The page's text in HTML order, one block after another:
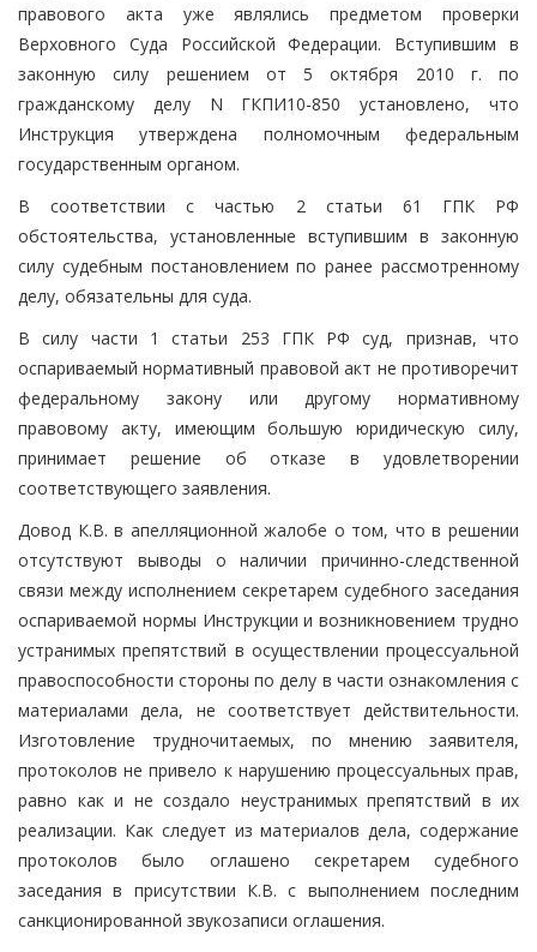
правового акта уже являлись предметом проверки
Верховного Суда Российской Федерации. Вступившим в
законную силу решением от 5 октября 2010 г. по
гражданскому делу N ГКПИ10-850 установлено, что
Инструкция утверждена полномочным федеральным
государственным органом.
В соответствии с частью 2 статьи 61 ГПК РФ
обстоятельства, установленные вступившим в законную
силу судебным постановлением по ранее рассмотренному
делу, обязательны для суда.
В силу части 1 статьи 253 ГПК РФ суд, признав, что
оспариваемый нормативный правовой акт не противоречит
федеральному закону или другому нормативному
правовому акту, имеющим большую юридическую силу,
принимает решение об отказе в удовлетворении
соответствующего заявления.
Довод К.В. в апелляционной жалобе о том, что в решении
отсутствуют выводы о наличии причинно-следственной
связи между исполнением секретарем судебного заседания
оспариваемой нормы Инструкции и возникновением трудно
устранимых препятствий в осуществлении процессуальной
правоспособности стороны по делу в части ознакомления с
материалами дела, не соответствует действительности.
Изготовление трудночитаемых, по мнению заявителя,
протоколов не привело к нарушению процессуальных прав,
равно как и не создало неустранимых препятствий в их
реализации. Как следует из материалов дела, содержание
протоколов было оглашено секретарем судебного
заседания в присутствии К.В. с выполнением последним
санкционированной звукозаписи оглашения.